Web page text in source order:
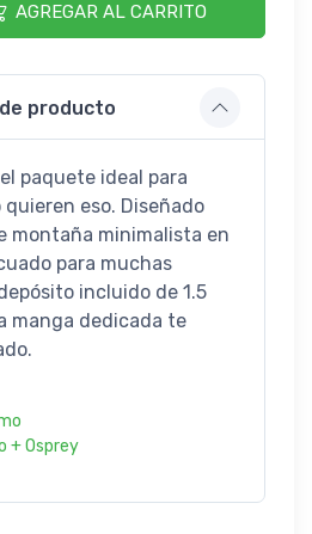
AGREGAR AL CARRITO
producto
paquete ideal para
eso. Diseñado
montaña minimalista en
para muchas
incluido de 1.5
manga dedicada te
+ Osprey